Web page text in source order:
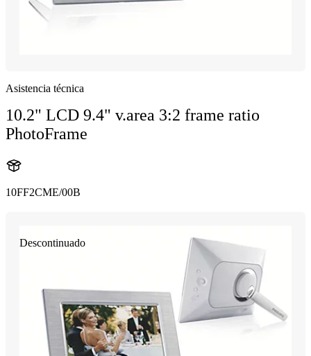
Asistencia técnica
10.2" LCD 9.4" v.area 3:2 frame ratio
PhotoFrame
10FF2CME/00B
Descontinuado